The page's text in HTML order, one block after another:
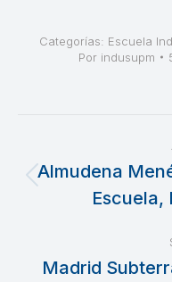
Categorías: Escuela
Por indusupm
entre
Almudena
Escuela,
Madrid